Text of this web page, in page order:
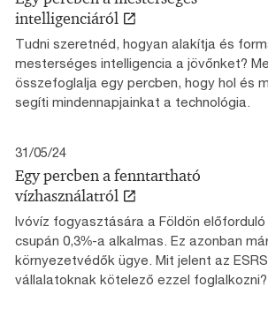
intelligenciáról
Tudni szeretnéd, hogyan alakítja és
mesterséges intelligencia a jövőnket?
összefoglalja egy percben, hogy hol és
segíti mindennapjainkat a technológia.
31/05/24
Egy percben a fenntartható
vízhasználatról
Ivóvíz fogyasztására a Földön
csupán 0,3%-a alkalmas. Ez azonban
környezetvédők ügye. Mit jelent az
vállalatoknak kötelező ezzel foglalkozni?